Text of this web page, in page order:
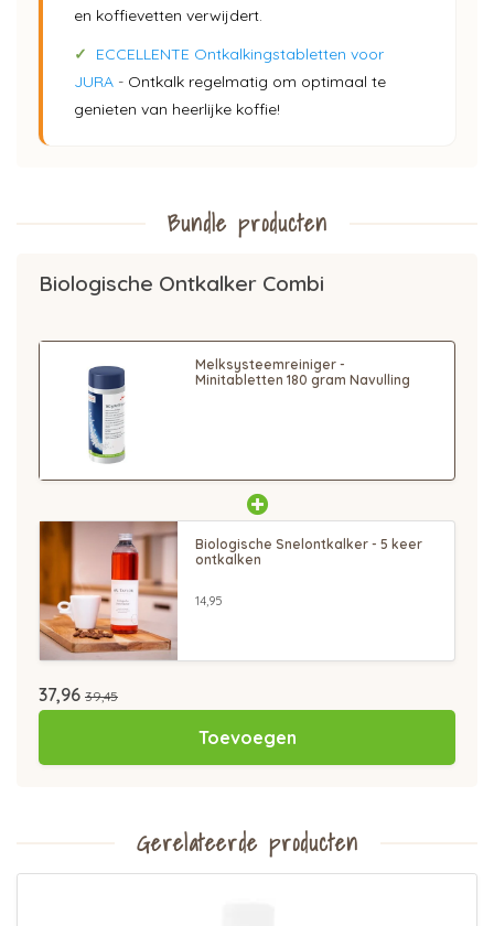
en koffievetten verwijdert.
✓
ECCELLENTE Ontkalkingstabletten voor
JURA - Ontkalk regelmatig om optimaal te
genieten van heerlijke koffie!
Bundle producten
Biologische Ontkalker Combi
Melksysteemreiniger -
Minitabletten 180 gram Navulling
Biologische Snelontkalker - 5 keer
ontkalken
14,95
37,96 39,45
Toevoegen
Gerelateerde producten